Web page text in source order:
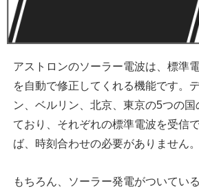
アストロンのソーラー電波は、標準
を自動で修正してくれる機能です。
ン、ベルリン、北京、東京の5つの
ており、それぞれの標準電波を受信
ば、時刻合わせの必要がありません。
もちろん、ソーラー発電がついてい